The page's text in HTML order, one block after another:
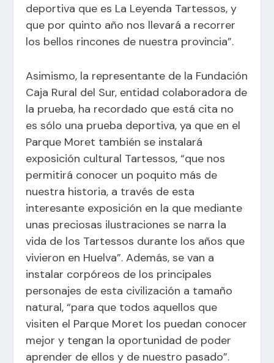
deportiva que es La Leyenda Tartessos, y
que por quinto año nos llevará a recorrer
los bellos rincones de nuestra provincia”.
Asimismo, la representante de la Fundación
Caja Rural del Sur, entidad colaboradora de
la prueba, ha recordado que está cita no
es sólo una prueba deportiva, ya que en el
Parque Moret también se instalará
exposición cultural Tartessos, “que nos
permitirá conocer un poquito más de
nuestra historia, a través de esta
interesante exposición en la que mediante
unas preciosas ilustraciones se narra la
vida de los Tartessos durante los años que
vivieron en Huelva”. Además, se van a
instalar corpóreos de los principales
personajes de esta civilización a tamaño
natural, “para que todos aquellos que
visiten el Parque Moret los puedan conocer
mejor y tengan la oportunidad de poder
aprender de ellos y de nuestro pasado”.